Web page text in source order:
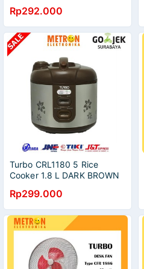
Rp292.000
Turbo CRL1180 5 Rice
Cooker 1.8 L DARK BROWN
Rp299.000